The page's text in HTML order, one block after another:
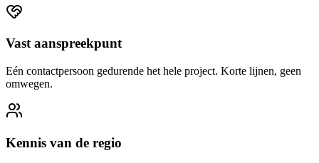
Vast aanspreekpunt
Eén contactpersoon gedurende het hele project. Korte lijnen, geen
omwegen.
Kennis van de regio